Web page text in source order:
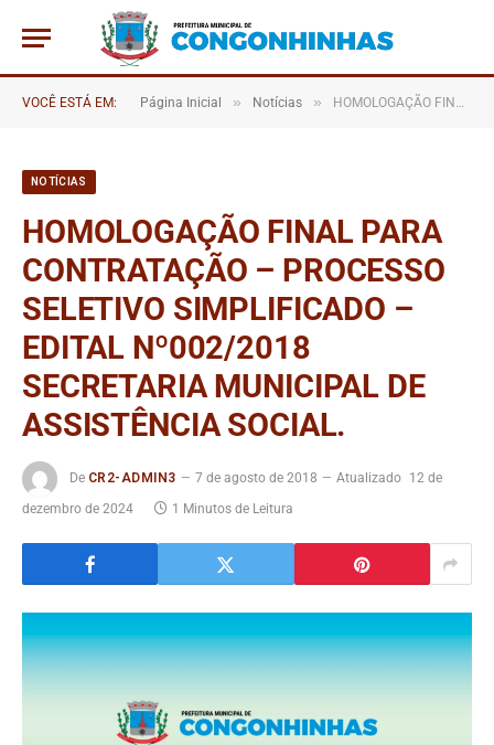
VOCÊ ESTÁ EM: Página Inicial » Notícias » HOMOLOGAÇÃO FINAL PARA CONTRATAÇÃO – PROCESSO SELETIVO SIMPLIFICADO – EDITAL Nº002/2018 SECRETARIA MUNICIPAL DE ASSISTÊNCIA SOCIAL.
NOTÍCIAS
HOMOLOGAÇÃO FINAL PARA
CONTRATAÇÃO – PROCESSO
SELETIVO SIMPLIFICADO –
EDITAL Nº002/2018
SECRETARIA MUNICIPAL DE
ASSISTÊNCIA SOCIAL.
De CR2-ADMIN3 7 de agosto de 2018 Atualizado 12 de
dezembro de 2024
1 Minutos de Leitura